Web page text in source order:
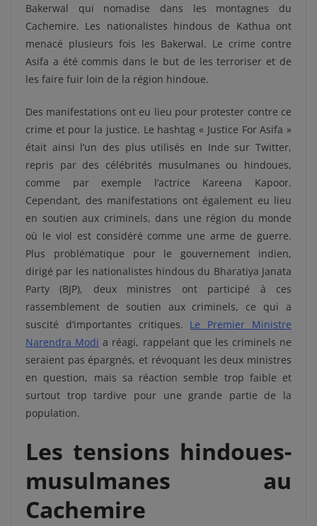
Bakerwal qui nomadise dans les montagnes du
Cachemire. Les nationalistes hindous de Kathua ont
menacé plusieurs fois les Bakerwal. Le crime contre
Asifa a été commis dans le but de les terroriser et de
les faire fuir loin de la région hindoue.
Des manifestations ont eu lieu pour protester contre ce
crime et pour la justice. Le hashtag « Justice For Asifa »
était ainsi l’un des plus utilisés en Inde sur Twitter,
repris par des célébrités musulmanes ou hindoues,
comme par exemple l’actrice Kareena Kapoor.
Cependant, des manifestations ont également eu lieu
en soutien aux criminels, dans une région du monde
où le viol est considéré comme une arme de guerre.
Plus problématique pour le gouvernement indien,
dirigé par les nationalistes hindous du Bharatiya Janata
Party (BJP), deux ministres ont participé à ces
rassemblement de soutien aux criminels, ce qui a
suscité d’importantes critiques. Le Premier Ministre
Narendra Modi a réagi, rappelant que les criminels ne
seraient pas épargnés, et révoquant les deux ministres
en question, mais sa réaction semble trop faible et
surtout trop tardive pour une grande partie de la
population.
Les tensions hindoues-
musulmanes au
Cachemire